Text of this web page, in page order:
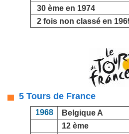
30 ème en 1974
2 fois non classé en
5 Tours de France
1968
Belgique A
12 ème